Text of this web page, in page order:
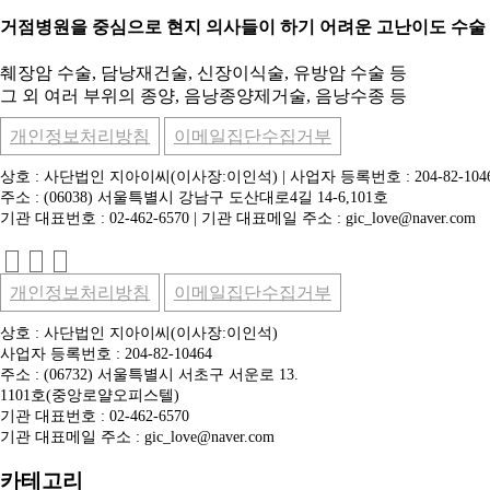
거점병원을 중심으로 현지 의사들이 하기 어려운 고난이도 수술
췌장암 수술, 담낭재건술, 신장이식술, 유방암 수술 등
그 외 여러 부위의 종양, 음낭종양제거술, 음낭수종 등
개인정보처리방침 이메일집단수집거부
상호 : 사단법인 지아이씨(이사장:이인석) | 사업자 등록번호 : 204-82-
주소 : (06038) 서울특별시 강남구 도산대로4길 14-6,101호
기관 대표번호 : 02-462-6570 | 기관 대표메일 주소 : gic_love@naver.com
개인정보처리방침 이메일집단수집거부
상호 : 사단법인 지아이씨(이사장:이인석)
사업자 등록번호 : 204-82-10464
주소 : (06732) 서울특별시 서초구 서운로 13.
1101호(중앙로얄오피스텔)
기관 대표번호 : 02-462-6570
기관 대표메일 주소 : gic_love@naver.com
카테고리